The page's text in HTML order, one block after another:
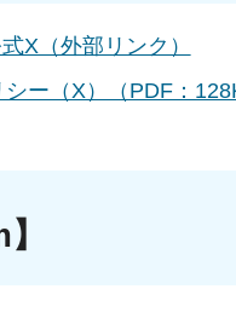
X（外部リンク）
ー（X）（PDF：